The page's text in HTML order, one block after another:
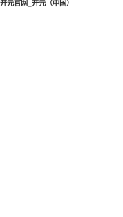
开元官网_开元（中国）